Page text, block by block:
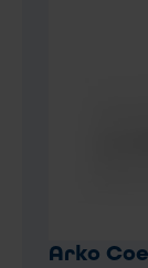
Arko